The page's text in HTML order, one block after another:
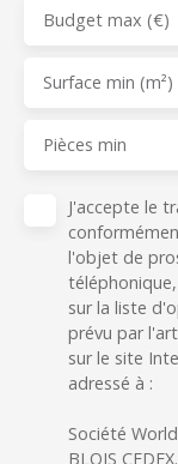
Budget max (€)
Surface min (m²)
Pièces min
J'accepte le
l'objet de
sur la liste
prévu par
sur le site
adressé à :
Société
BLOIS CEDEX.